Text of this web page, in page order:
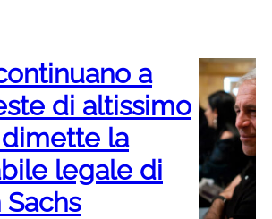
a
di altissimo
la
legale di